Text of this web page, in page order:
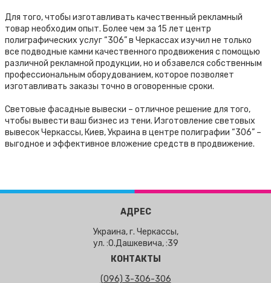
Для того, чтобы изготавливать качественный рекламный
товар необходим опыт. Более чем за 15 лет центр
полиграфических услуг “306” в Черкассах изучил не только
все подводные камни качественного продвижения с помощью
различной рекламной продукции, но и обзавелся собственным
профессиональным оборудованием, которое позволяет
изготавливать заказы точно в оговоренные сроки.
Световые фасадные вывески – отличное решение для того,
чтобы вывести ваш бизнес из тени. Изготовление световых
вывесок Черкассы, Киев, Украина в центре полиграфии “306” –
выгодное и эффективное вложение средств в продвижение.
АДРЕС
Украина, г. Черкассы,
ул. :О.Дашкевича, :39
КОНТАКТЫ
(096) 3-306-306